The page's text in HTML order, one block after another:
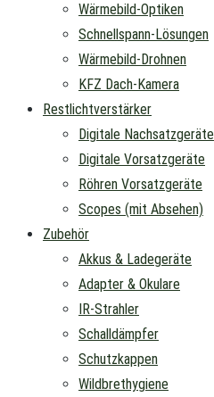
Wärmebild-Optiken
Schnellspann-Lösungen
Wärmebild-Drohnen
KFZ Dach-Kamera
Restlichtverstärker
Digitale Nachsatzgeräte
Digitale Vorsatzgeräte
Röhren Vorsatzgeräte
Scopes (mit Absehen)
Zubehör
Akkus & Ladegeräte
Adapter & Okulare
IR-Strahler
Schalldämpfer
Schutzkappen
Wildbrethygiene